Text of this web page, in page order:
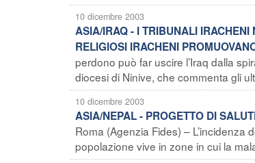
10 dicembre 2003
ASIA/IRAQ - I TRIBUNALI
RELIGIOSI IRACHENI
perdono può far uscire l’Iraq dalla
diocesi di Ninive, che commenta gli
10 dicembre 2003
ASIA/NEPAL - PROGETTO DI
Roma (Agenzia Fides) – L’incidenza
popolazione vive in zone in cui la